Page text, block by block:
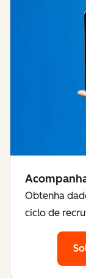
Obtenha
ciclo de